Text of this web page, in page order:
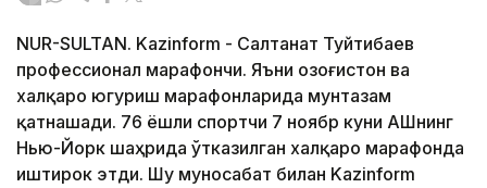
NUR-SULTAN. Kazinform - Салтанат Туйтибаев
профессионал марафончи. Яъни Қозоғистон ва
халқаро югуриш марафонларида мунтазам
қатнашади. 76 ёшли спортчи 7 ноябр куни AҚШнинг
Нью-Йорк шаҳрида ўтказилган халқаро марафонда
иштирок этди. Шу муносабат билан Kazinform